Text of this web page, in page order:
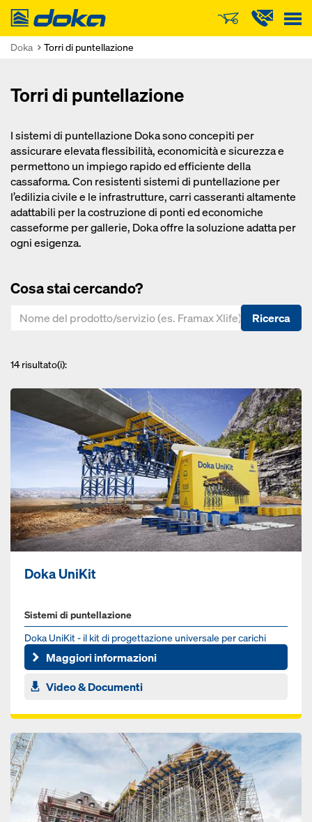
Doka
Doka Torri di puntellazione
Torri di puntellazione
I sistemi di puntellazione Doka sono concepiti per
assicurare elevata flessibilità, economicità e sicurezza e
permettono un impiego rapido ed efficiente della
cassaforma. Con resistenti sistemi di puntellazione per
l’edilizia civile e le infrastrutture, carri casseranti altamente
adattabili per la costruzione di ponti ed economiche
casseforme per gallerie, Doka offre la soluzione adatta per
ogni esigenza.
Cosa stai cercando?
Ricerca
14risultato(i):
Doka UniKit
Sistemi di puntellazione
Doka UniKit - il kit di progettazione universale per carichi
pesanti nel settore delle infrastrutture. Che si tratti del...
Maggiori informazioni
Video & Documenti